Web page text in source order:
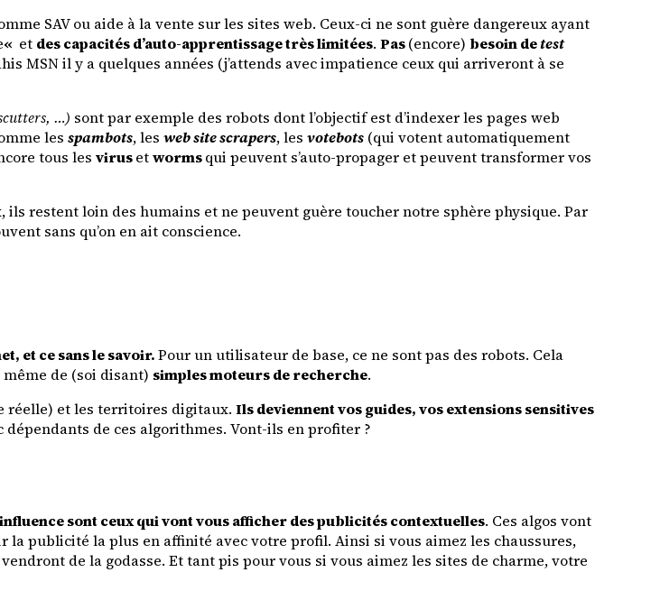
SAV ou aide à la vente sur les sites web. Ceux-ci ne sont guère dangereux ayant
« et des capacités d’auto-apprentissage très limitées. Pas(encore) besoin detest
MSN il y a quelques années (j’attends avec impatience ceux qui arriveront à se
, …) sont par exemple des robots dont l’objectif est d’indexer les pages web
les spambots, les web site scrapers, les votebots (qui votent automatiquement
tous les virusetwormsqui peuvent s’auto-propager et peuvent transformer vos
ils restent loin des humains et ne peuvent guère toucher notre sphère physique. Par
sans qu’on en ait conscience.
et ce sans le savoir.Pour un utilisateur de base, ce ne sont pas des robots. Cela
même de (soi disant) simples moteurs de recherche.
réelle) et les territoires digitaux. Ils deviennent vos guides, vos extensions sensitives
dépendants de ces algorithmes. Vont-ils en profiter ?
sont ceux qui vont vous afficher des publicités contextuelles. Ces algos vont
publicité la plus en affinité avec votre profil. Ainsi si vous aimez les chaussures,
de la godasse. Et tant pis pour vous si vous aimez les sites de charme, votre